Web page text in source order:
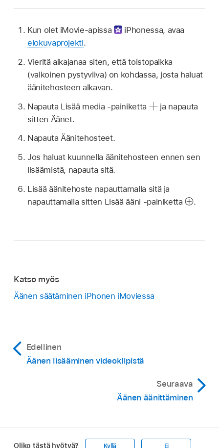
Kun olet iMovie-apissa
iPhonessa, avaa
elokuvaprojekti.
Vieritä aikajanaa siten, että toistopaikka
(valkoinen pystyviiva) on kohdassa, josta haluat
äänitehosteen alkavan.
Napauta Lisää media -painiketta
ja napauta
sitten Äänet.
Napauta Äänitehosteet.
Jos haluat kuunnella äänitehosteen ennen sen
lisäämistä, napauta sitä.
Lisää äänitehoste napauttamalla sitä ja
napauttamalla sitten Lisää ääni -painiketta
.
Katso myös
Äänen säätäminen iPhonen iMoviessa
Edellinen
Äänen lisääminen videoklipistä
Seuraava
Äänen äänittäminen
Oliko tästä hyötyä? Kyllä Ei